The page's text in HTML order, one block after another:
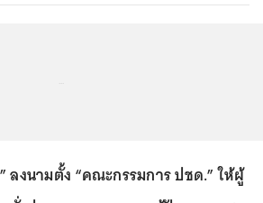
ลงนามตั้ง “คณะกรรมการ ปชด.” ให้ผู้